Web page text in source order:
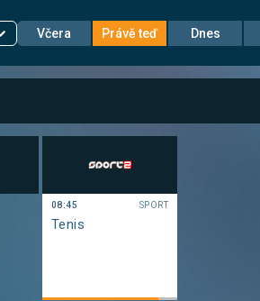
Včera Právě teď Dnes
08:45 SPORT
Tenis